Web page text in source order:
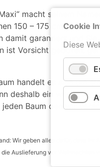
Cookie
Diese
macht seinem
150 – 175 cm ist er
damit garantiert und Sie
ist Vorsicht geboten,
handelt es sich um
deshalb ein wenig
Baum den wir
Wir geben alles dafür, dass Ihr
Auslieferung vor Weihnachten